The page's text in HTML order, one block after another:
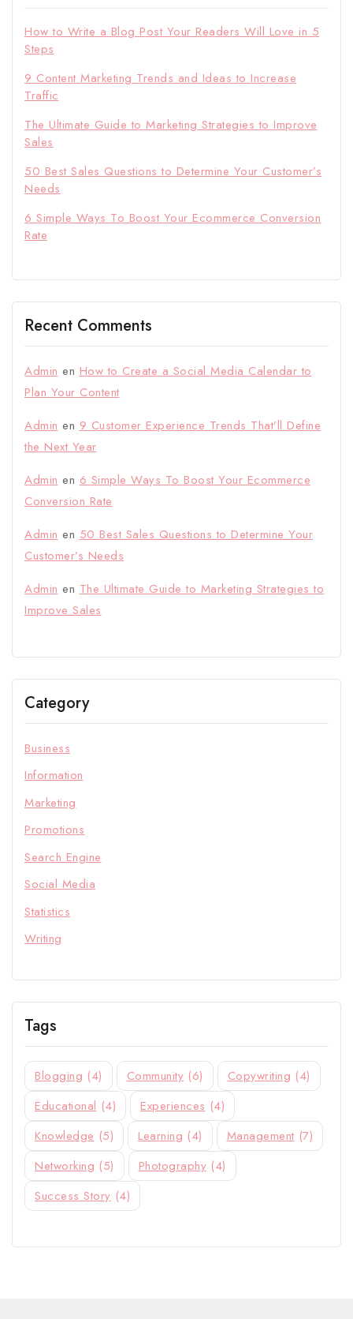
How to Write a Blog Post Your Readers Will Love in 5
Steps
9 Content Marketing Trends and Ideas to Increase
Traffic
The Ultimate Guide to Marketing Strategies to Improve
Sales
50 Best Sales Questions to Determine Your Customer’s
Needs
6 Simple Ways To Boost Your Ecommerce Conversion
Rate
Recent Comments
Admin en How to Create a Social Media Calendar to
Plan Your Content
Admin en 9 Customer Experience Trends That’ll Define
the Next Year
Admin en 6 Simple Ways To Boost Your Ecommerce
Conversion Rate
Admin en 50 Best Sales Questions to Determine Your
Customer’s Needs
Admin en The Ultimate Guide to Marketing Strategies to
Improve Sales
Category
Business
Information
Marketing
Promotions
Search Engine
Social Media
Statistics
Writing
Tags
Blogging (4) Community (6) Copywriting (4)
Educational (4) Experiences (4)
Knowledge (5) Learning (4) Management (7)
Networking (5) Photography (4)
Success Story (4)